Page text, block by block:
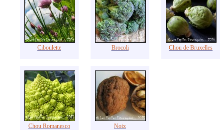
Ciboulette Brocoli Chou de Bruxelles
Chou Romanesco Noix